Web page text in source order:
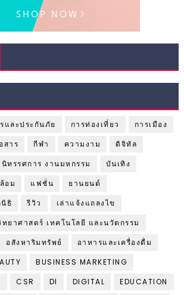
และประกันภัย การท่องเที่ยว
การเมือง
สาร กีฬา ความงาม
ดิจิทัล
นิทรรศการ งานมหกรรม
บันเทิง
อม
แฟชั่น
ยานยนต์
ธิ
รีวิว
เล่าแจ้งแถลงไข
ทยาศาสตร์ เทคโนโลยี และนวัตกรรม
อสังหาริมทรัพย์
อาหารและเครื่องดื่ม
BUSINESS MARKETING
CSR DI DIGITAL
EDUCATION